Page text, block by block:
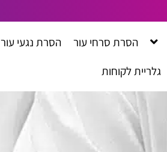
הסרת סרחי עור הסרת נגעי עור
גלריית לקוחות